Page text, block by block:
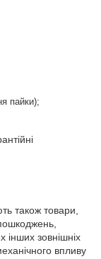
пайки);
також товари,
інших зовнішніх
впливу